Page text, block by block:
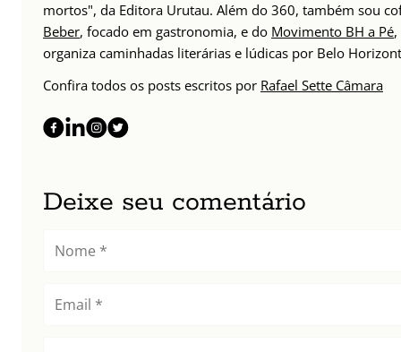
mortos", da Editora Urutau. Além do 360, também sou
Beber, focado em gastronomia, e do Movimento BH a Pé
organiza caminhadas literárias e lúdicas por Belo
Confira todos os posts escritos por Rafael Sette Câmara
Deixe seu comentário